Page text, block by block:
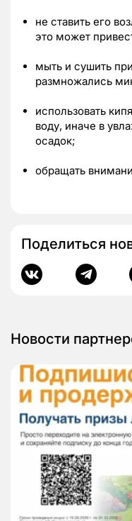
не ставить его
это может
мыть и сушить
размножались
использовать
воду, иначе в
осадок;
обращать
Поделиться
Новости